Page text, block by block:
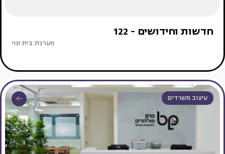
חדשות וחידושים - 122
מערכת בית ונוי
עיצוב משרדים